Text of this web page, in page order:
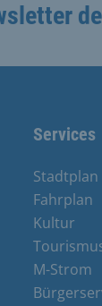
Services
Stadtplan
Fahrplan
Kultur
M-Strom